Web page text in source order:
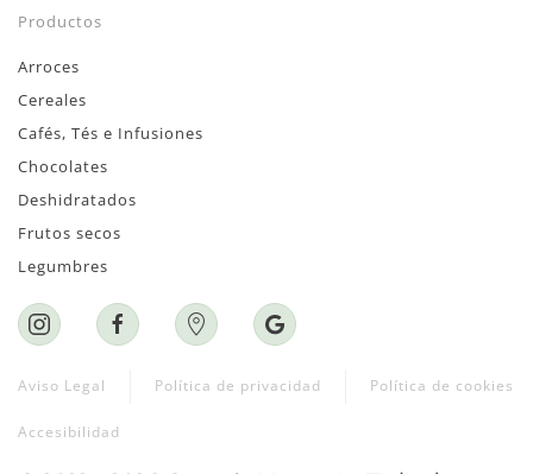
Productos
Arroces
Cereales
Cafés, Tés e Infusiones
Chocolates
Deshidratados
Frutos secos
Legumbres
Aviso Legal Política de privacidad Política de cookies
Accesibilidad